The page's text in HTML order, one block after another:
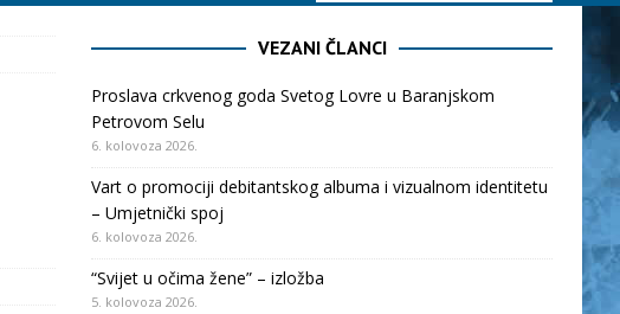
VEZANI ČLANCI
Proslava crkvenog goda Svetog Lovre u Baranjskom
Petrovom Selu
6. kolovoza 2026.
Vart o promociji debitantskog albuma i vizualnom identitetu
– Umjetnički spoj
6. kolovoza 2026.
“Svijet u očima žene” – izložba
5. kolovoza 2026.